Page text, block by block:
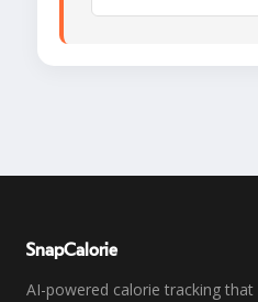
SnapCalorie
AI-powered calorie tracking that